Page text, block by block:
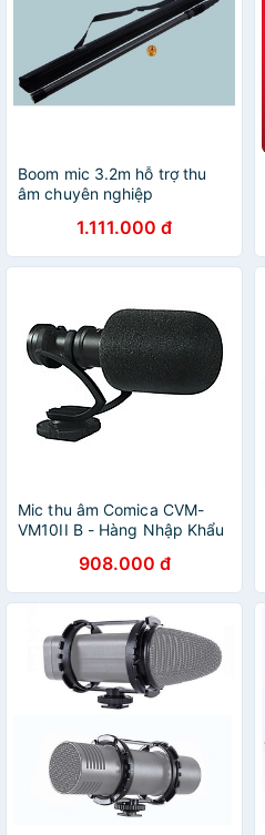
Boom mic 3.2m hỗ trợ thu
âm chuyên nghiệp
1.111.000 đ
Mic thu âm Comica CVM-
VM10II B - Hàng Nhập Khẩu
908.000 đ